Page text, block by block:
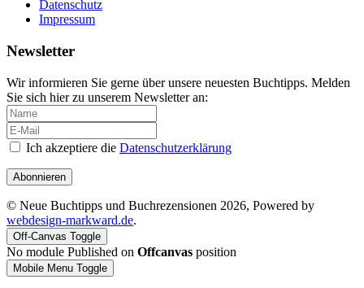
Datenschutz
Impressum
Newsletter
Wir informieren Sie gerne über unsere neuesten Buchtipps. Melden
Sie sich hier zu unserem Newsletter an:
Ich akzeptiere die Datenschutzerklärung
Abonnieren
© Neue Buchtipps und Buchrezensionen 2026, Powered by
webdesign-markward.de.
Off-Canvas Toggle
No module Published on Offcanvas position
Mobile Menu Toggle